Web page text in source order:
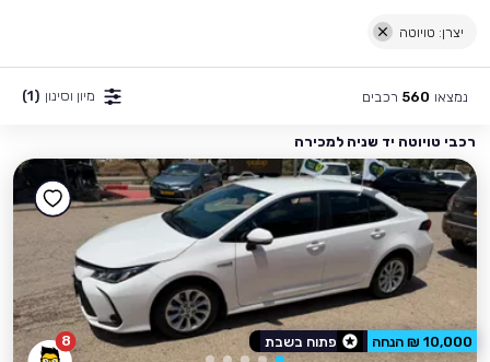
יצרן: טויוטה
נמצאו 560 רכבים מיון וסינון (1)
רכבי טויוטה יד שניה למכירה
8 10,000 ₪ הנחה פתוח בשבת